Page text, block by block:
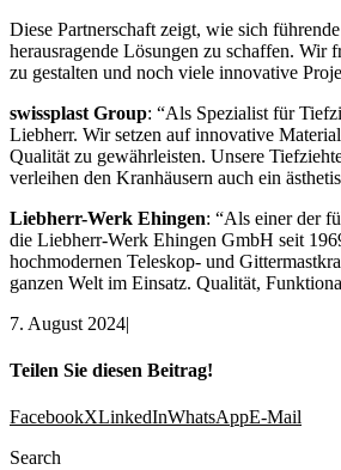
Diese Partnerschaft zeigt, wie sich
herausragende Lösungen zu schaffen.
zu gestalten und noch viele innovative
swissplast Group: “Als Spezialist für
Liebherr. Wir setzen auf innovative
Qualität zu gewährleisten. Unsere
verleihen den Kranhäusern auch ein
Liebherr-Werk Ehingen: “Als einer der
die Liebherr-Werk Ehingen GmbH seit
hochmodernen Teleskop- und
ganzen Welt im Einsatz. Qualität,
7. August 2024|
Teilen Sie diesen Beitrag!
FacebookXLinkedInWhatsAppE-Mail
Search